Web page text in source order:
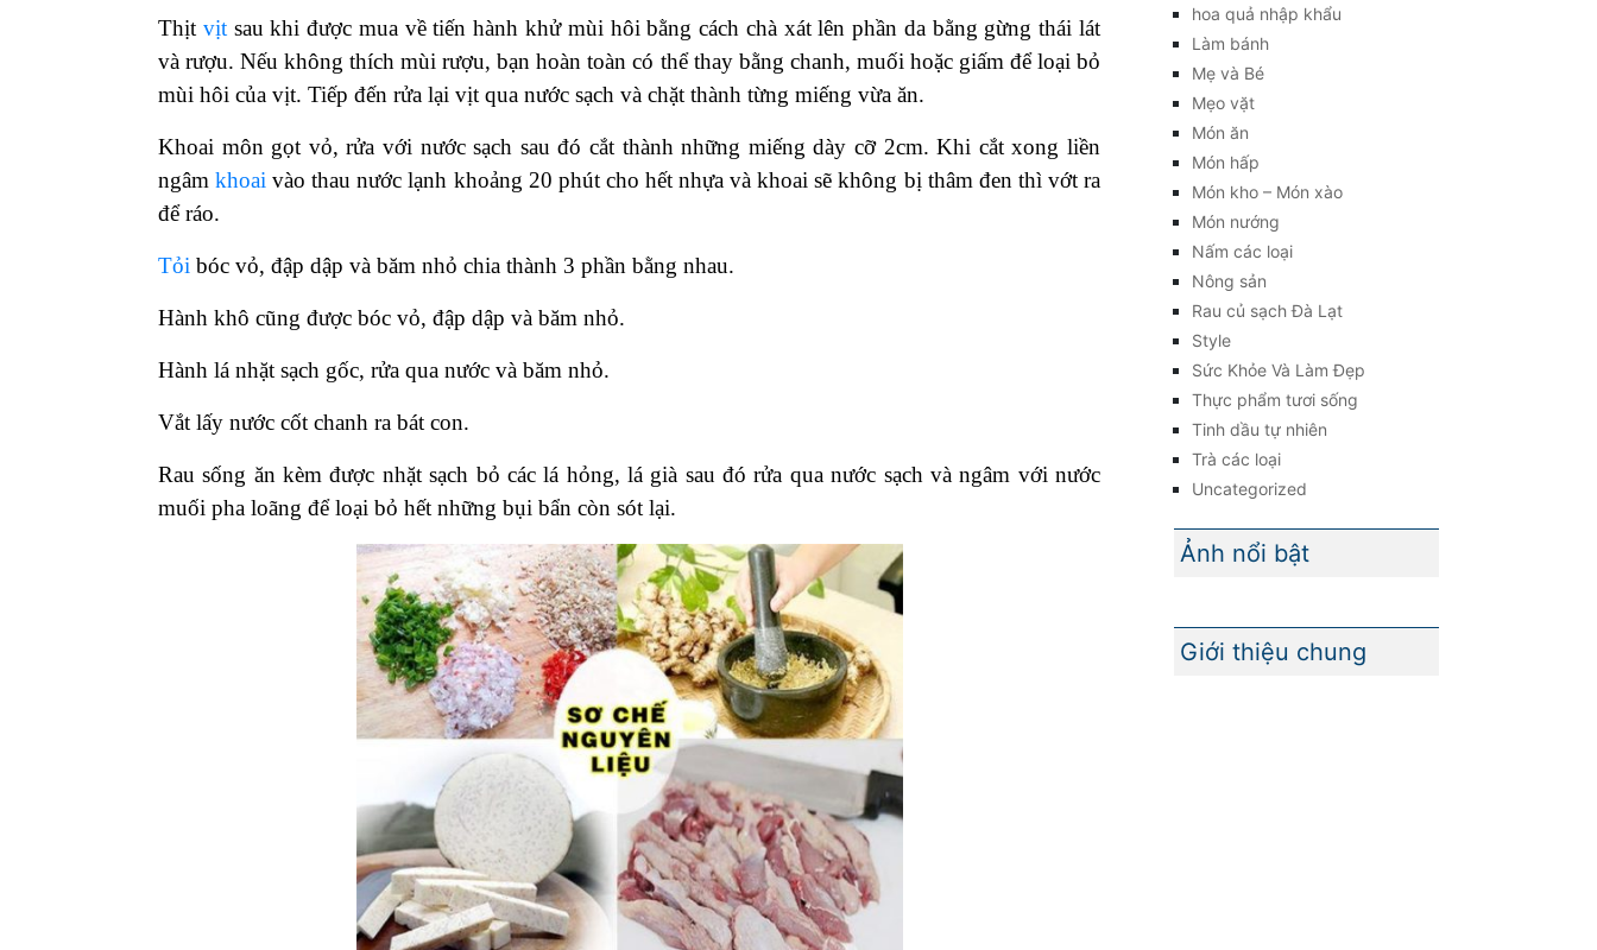
Thịt vịtsau khi được mua về tiến hành khử mùi hôi bằng cách chà xát lên phần da bằng gừng thái lát
và rượu. Nếu không thích mùi rượu, bạn hoàn toàn có thể thay bằng chanh, muối hoặc giấm để loại bỏ
mùi hôi của vịt. Tiếp đến rửa lại vịt qua nước sạch và chặt thành từng miếng vừa ăn.
Khoai môn gọt vỏ, rửa với nước sạch sau đó cắt thành những miếng dày cỡ 2cm. Khi cắt xong liền
ngâm khoaivào thau nước lạnh khoảng 20 phút cho hết nhựa và khoai sẽ không bị thâm đen thì vớt ra
để ráo.
Tỏi bóc vỏ, đập dập và băm nhỏ chia thành 3 phần bằng nhau.
Hành khô cũng được bóc vỏ, đập dập và băm nhỏ.
Hành lá nhặt sạch gốc, rửa qua nước và băm nhỏ.
Vắt lấy nước cốt chanh ra bát con.
Rau sống ăn kèm được nhặt sạch bỏ các lá hỏng, lá già sau đó rửa qua nước sạch và ngâm với nước
muối pha loãng để loại bỏ hết những bụi bẩn còn sót lại.
hoa quả nhập khẩu
Làm bánh
Mẹ và Bé
Mẹo vặt
Món ăn
Món hấp
Món kho – Món xào
Món nướng
Nấm các loại
Nông sản
Rau củ sạch Đà Lạt
Style
Sức Khỏe Và Làm Đẹp
Thực phẩm tươi sống
Tinh dầu tự nhiên
Trà các loại
Uncategorized
Ảnh nổi bật
Giới thiệu chung